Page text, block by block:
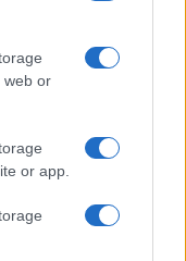
web or
or app.
scelta meravigliosa